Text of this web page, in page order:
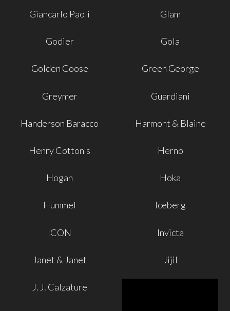
Giancarlo Paoli Glam
Godier Gola
Golden Goose Green George
Greymer Guardiani
Handerson Baracco Harmont & Blaine
Henry Cotton's Herno
Hogan Hoka
Hummel Iceberg
ICON Invicta
Janet & Janet Jijil
J. J. Calzature